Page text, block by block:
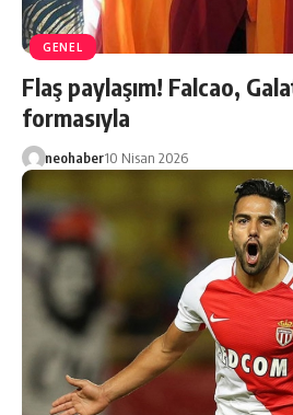
GENEL
Flaş paylaşım! Falcao,
formasıyla
neohaber10 Nisan 2026